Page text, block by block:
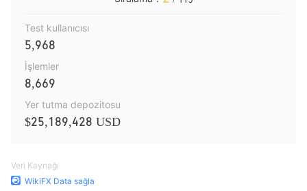
Test kullanıcısı
5,968
İşlemler
8,669
Yer tutma depozitosu
$25,189,428 USD
Veri Kaynağı
WikiFX Data sağla